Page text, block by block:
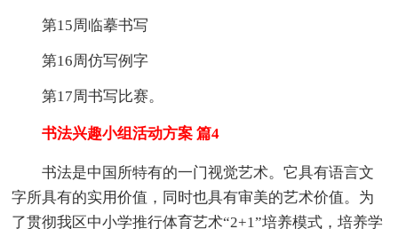
第15周临摹书写
第16周仿写例字
第17周书写比赛。
书法兴趣小组活动方案 篇4
书法是中国所特有的一门视觉艺术。它具有语言文
字所具有的实用价值，同时也具有审美的艺术价值。为
了贯彻我区中小学推行体育艺术“2+1”培养模式，培养学